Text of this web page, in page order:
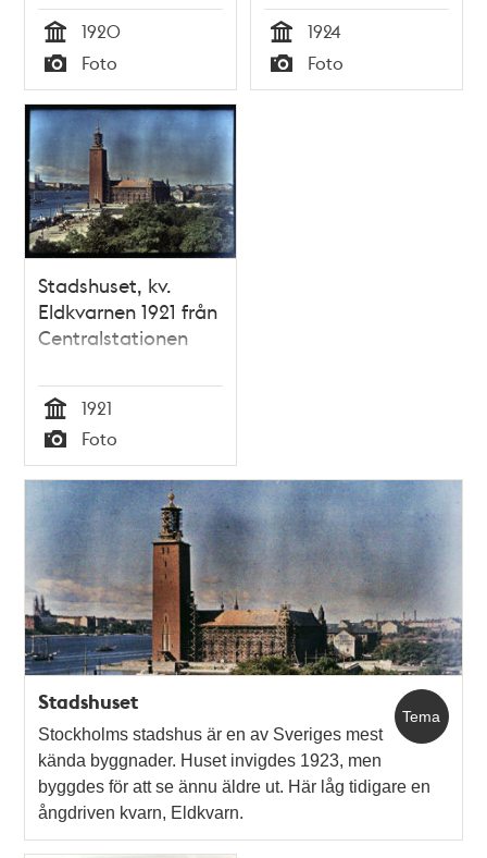
Tid
1920
Typ
Foto Tid
1924
Typ
Foto
Stadshuset, kv.
Eldkvarnen 1921 från
Centralstationen
Tid
1921
Typ
Foto
Tema
Stadshuset
Stockholms stadshus är en av Sveriges mest
kända byggnader. Huset invigdes 1923, men
byggdes för att se ännu äldre ut. Här låg tidigare en
ångdriven kvarn, Eldkvarn.